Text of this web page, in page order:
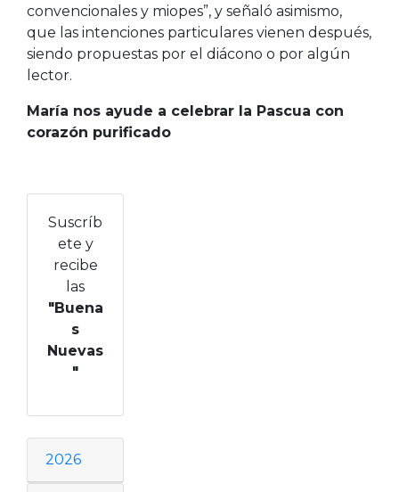
convencionales y miopes”, y señaló asimismo,
que las intenciones particulares vienen después,
siendo propuestas por el diácono o por algún
lector.
María nos ayude a celebrar la Pascua con
corazón purificado
Suscríb
ete y
recibe
las
"Buena
s
Nuevas
"
2026